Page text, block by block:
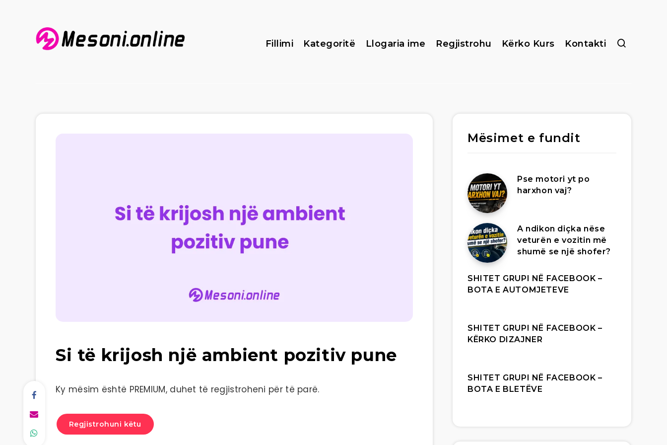
Fillimi Kategoritë Llogaria ime Regjistrohu Kërko Kurs Kontakti
Si të krijosh një ambient pozitiv pune
Ky mësim është PREMIUM, duhet të regjistroheni për të parë.
Regjistrohuni këtu
Mësimet e fundit
Pse motori yt po
harxhon vaj?
A ndikon diçka nëse
veturën e vozitin më
shumë se një shofer?
SHITET GRUPI NË FACEBOOK –
BOTA E AUTOMJETEVE
SHITET GRUPI NË FACEBOOK –
KËRKO DIZAJNER
SHITET GRUPI NË FACEBOOK –
BOTA E BLETËVE